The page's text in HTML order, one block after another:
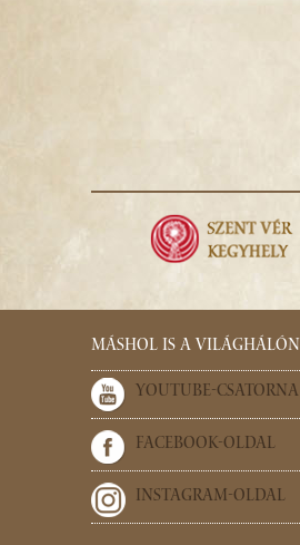
MÁSHOL IS A VILÁGHÁLÓN
YOUTUBE-CSATORNA
FACEBOOK-OLDAL
INSTAGRAM-OLDAL